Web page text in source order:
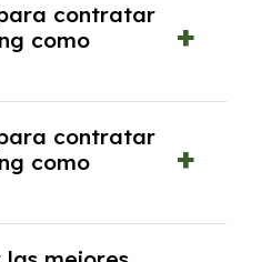
consulta de solvencia
contratar
como
y, en algunos
de la empresa
contratar
como